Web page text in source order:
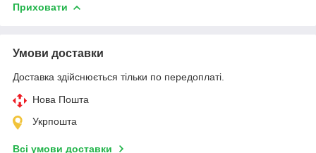
Приховати
Умови доставки
Доставка здійснюється тільки по передоплаті.
Нова Пошта
Укрпошта
Всі умови доставки